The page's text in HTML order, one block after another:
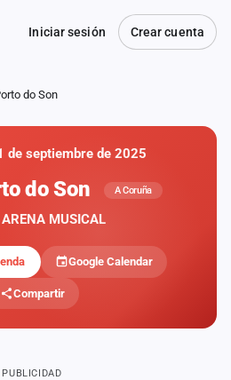
Iniciar sesión Crear cuenta
do Son
de septiembre de 2025
do Son A Coruña
MUSICAL
Google Calendar
Compartir
PUBLICIDAD